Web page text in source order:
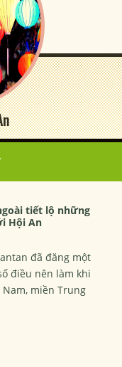
tiết lộ những
Hội An
đã đăng một
điều nên làm khi
miền Trung